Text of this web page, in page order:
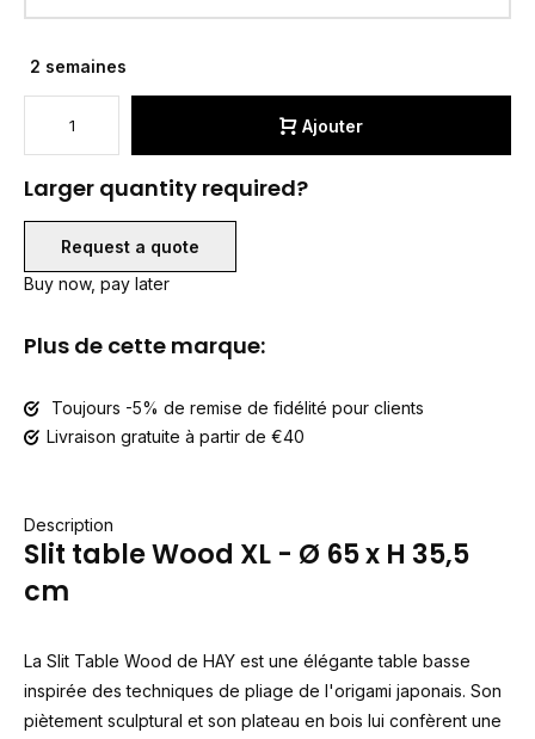
2 semaines
Ajouter
Larger quantity required?
Request a quote
Buy now, pay later
Plus de cette marque:
Toujours -5% de remise de fidélité pour clients
Livraison gratuite à partir de €40
Description
Slit table Wood XL - Ø 65 x H 35,5
cm
La Slit Table Wood de HAY est une élégante table basse
inspirée des techniques de pliage de l'origami japonais. Son
piètement sculptural et son plateau en bois lui confèrent une